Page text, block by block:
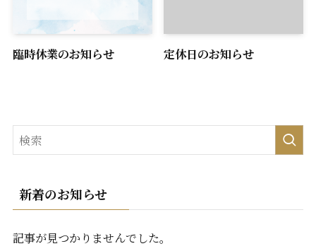
臨時休業のお知らせ 定休日のお知らせ
新着のお知らせ
記事が見つかりませんでした。